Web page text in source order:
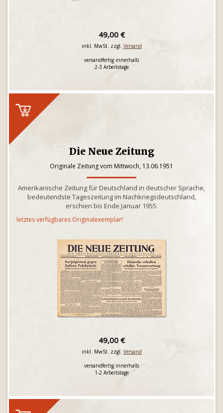
49,00 €
inkl. MwSt. zzgl. Versand
versandfertig innerhalb
2-3 Arbeitstage
Die Neue Zeitung
Originale Zeitung vom Mittwoch, 13.06.1951
Amerikanische Zeitung für Deutschland in deutscher Sprache,
bedeutendste Tageszeitung im Nachkriegsdeutschland,
erschien bis Ende Januar 1955.
letztes verfügbares Originalexemplar!
49,00 €
inkl. MwSt. zzgl. Versand
versandfertig innerhalb
1-2 Arbeitstage